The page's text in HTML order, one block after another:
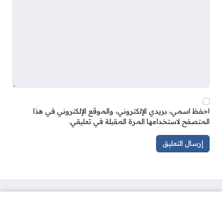
احفظ اسمي، بريدي الإلكتروني، والموقع الإلكتروني في هذا
المتصفح لاستخدامها المرة المقبلة في تعليقي.